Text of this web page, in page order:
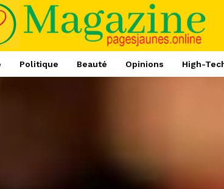
Politique Beauté Opinions High-